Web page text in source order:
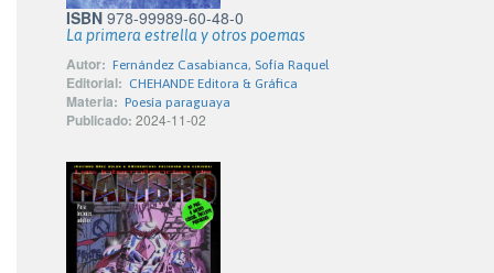
ISBN 978-99989-60-48-0
La primera estrella y otros poemas
Autor: Fernández Casabianca, Sofía Raquel
Editorial: CHEHANDE Editora & Gráfica
Materia: Poesía paraguaya
Publicado: 2024-11-02